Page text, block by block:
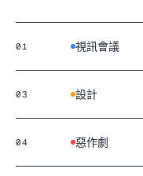
01 視訊會議
03 設計
04 惡作劇